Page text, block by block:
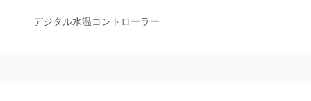
デジタル水温コントローラー